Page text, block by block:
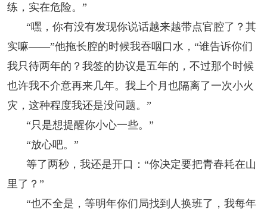
练，实在危险。”
“嘿，你有没有发现你说话越来越带点官腔了？其
实嘛——”他拖长腔的时候我吞咽口水，“谁告诉你们
我只待两年的？我签的协议是五年的，不过那个时候
也许我不介意再来几年。我上个月也隔离了一次小火
灾，这种程度我还是没问题。”
“只是想提醒你小心一些。”
“放心吧。”
等了两秒，我还是开口：“你决定要把青春耗在山
里了？”
“也不全是，等明年你们局找到人换班了，我每年